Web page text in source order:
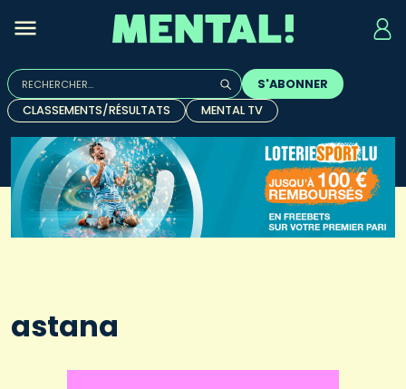
Rechercher :
Quand les résultats de l'auto-complétion sont
S'ABONNER
CLASSEMENTS/RÉSULTATS
MENTAL TV
astana